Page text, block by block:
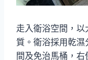
走入衛浴空間，
質。衛浴採用乾
間及免治馬桶，